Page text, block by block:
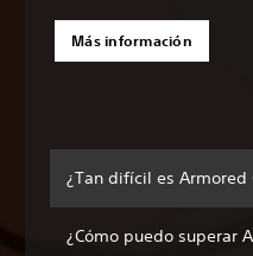
Más información
¿Tan difícil es Armored
¿Cómo puedo superar